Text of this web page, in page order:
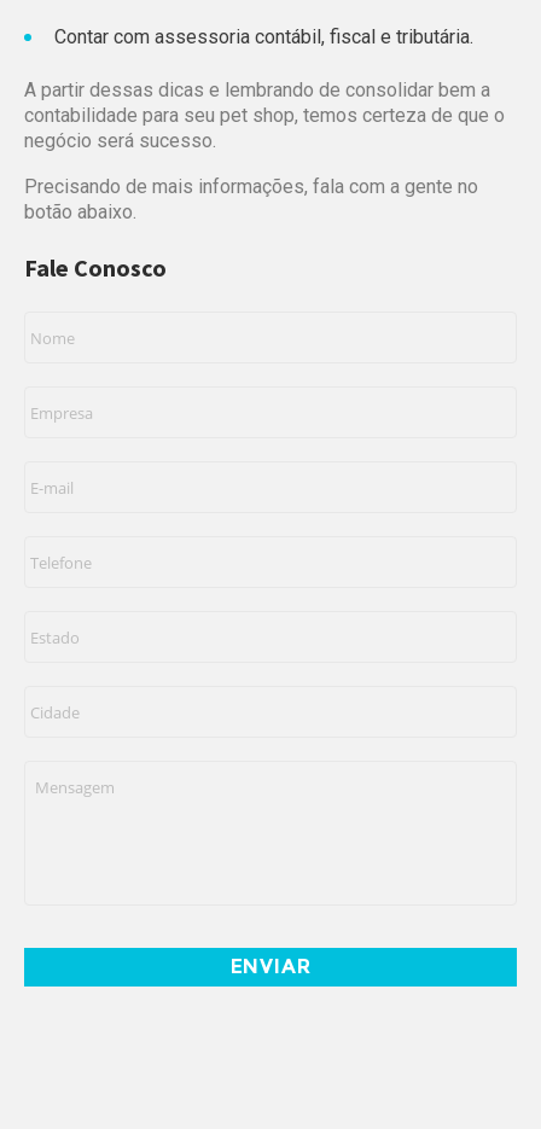
Contar com assessoria contábil, fiscal e tributária.
A partir dessas dicas e lembrando de consolidar bem a
contabilidade para seu pet shop, temos certeza de que o
negócio será sucesso.
Precisando de mais informações, fala com a gente no
botão abaixo.
Fale Conosco
mail *